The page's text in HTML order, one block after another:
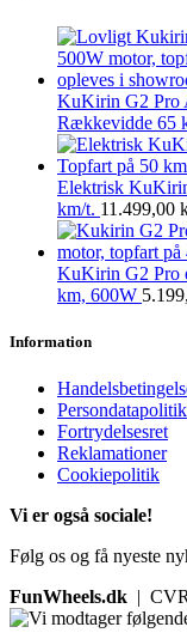
KuKirin G2 Pro
Rækkevidde 65
Elektrisk
km/t. 11.499,00
KuKirin G2 Pro
km, 600W
Information
Persondatapolitik
Fortrydelsesret
Reklamationer
Cookiepolitik
Vi er også sociale!
Følg os og få nyeste
FunWheels.dk |